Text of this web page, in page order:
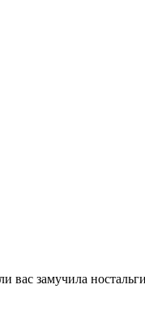
вас замучила